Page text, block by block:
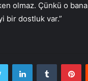
olmaz. Çünkü o
bir dostluk var.”
Twitter LinkedInTumblr